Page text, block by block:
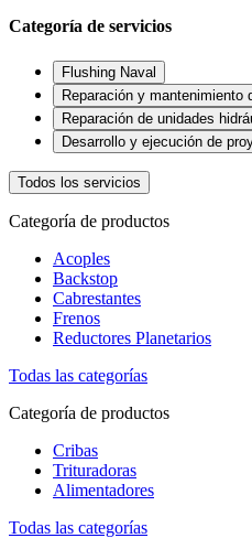
Categoría de servicios
Flushing Naval
Reparación y mantenimiento
Reparación de unidades
Todos los servicios
Categoría de productos
Acoples
Backstop
Cabrestantes
Frenos
Reductores Planetarios
Todas las categorías
Categoría de productos
Cribas
Trituradoras
Alimentadores
Todas las categorías